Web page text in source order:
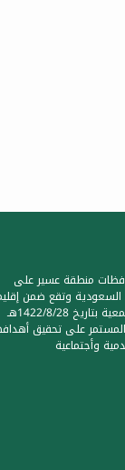
منطقة عسير على
السعودية وتقع ضمن
تهامة على ساحل البحر الأحمر وقد تم تسجيل الجمعية بتاريخ 1422/8/28هـ
على تحقيق
وأجتماعية